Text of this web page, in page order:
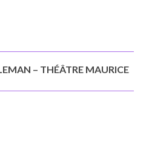
– THÉÂTRE MAURICE